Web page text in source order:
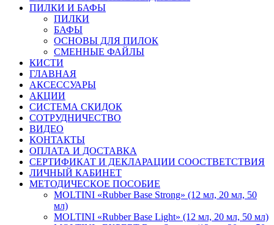
ПИЛКИ И БАФЫ
ПИЛКИ
БАФЫ
ОСНОВЫ ДЛЯ ПИЛОК
СМЕННЫЕ ФАЙЛЫ
КИСТИ
ГЛАВНАЯ
АКСЕССУАРЫ
АКЦИИ
СИСТЕМА СКИДОК
СОТРУДНИЧЕСТВО
ВИДЕО
КОНТАКТЫ
ОПЛАТА И ДОСТАВКА
СЕРТИФИКАТ И ДЕКЛАРАЦИИ СООСТВЕТСТВИЯ
ЛИЧНЫЙ КАБИНЕТ
МЕТОДИЧЕСКОЕ ПОСОБИЕ
MOLTINI «Rubber Base Strong» (12 мл, 20 мл, 50
мл)
MOLTINI «Rubber Base Light» (12 мл, 20 мл, 50 мл)